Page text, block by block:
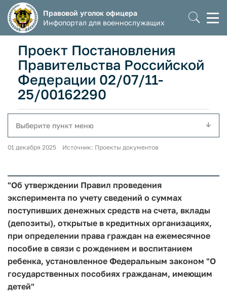
Правовой уголок офицера
Инфопортал для военнослужащих
Проект Постановления
Правительства Российской
Федерации 02/07/11-
25/00162290
Выберите пункт меню
01 декабря 2025 Источник: Проекты документов
"Об утверждении Правил проведения
эксперимента по учету сведений о суммах
поступивших денежных средств на счета, вклады
(депозиты), открытые в кредитных организациях,
при определении права граждан на ежемесячное
пособие в связи с рождением и воспитанием
ребенка, установленное Федеральным законом "О
государственных пособиях гражданам, имеющим
детей"